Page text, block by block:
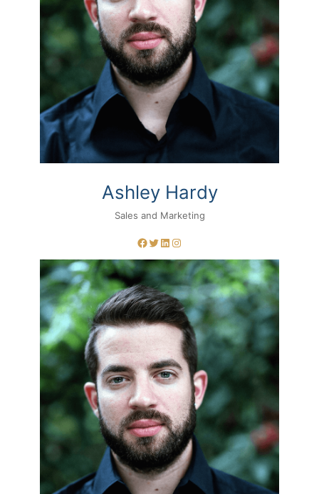
Ashley Hardy
Sales and Marketing
Facebook Twitter LinkedIn Instagram